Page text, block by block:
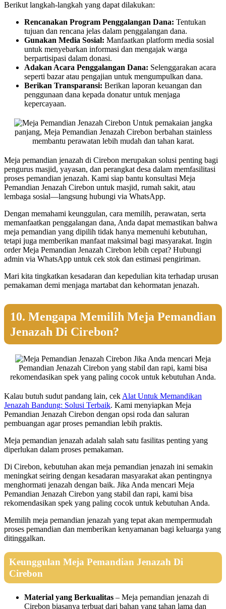
Berikut langkah-langkah yang dapat dilakukan:
Rencanakan Program Penggalangan Dana: Tentukan
tujuan dan rencana jelas dalam penggalangan dana.
Gunakan Media Sosial: Manfaatkan platform media sosial
untuk menyebarkan informasi dan mengajak warga
berpartisipasi dalam donasi.
Adakan Acara Penggalangan Dana: Selenggarakan acara
seperti bazar atau pengajian untuk mengumpulkan dana.
Berikan Transparansi: Berikan laporan keuangan dan
penggunaan dana kepada donatur untuk menjaga
kepercayaan.
Untuk pemakaian jangka
panjang, Meja Pemandian Jenazah Cirebon berbahan stainless
membantu perawatan lebih mudah dan tahan karat.
Meja pemandian jenazah di Cirebon merupakan solusi penting bagi
pengurus masjid, yayasan, dan perangkat desa dalam memfasilitasi
proses pemandian jenazah. Kami siap bantu konsultasi Meja
Pemandian Jenazah Cirebon untuk masjid, rumah sakit, atau
lembaga sosial—langsung hubungi via WhatsApp.
Dengan memahami keunggulan, cara memilih, perawatan, serta
memanfaatkan penggalangan dana, Anda dapat memastikan bahwa
meja pemandian yang dipilih tidak hanya memenuhi kebutuhan,
tetapi juga memberikan manfaat maksimal bagi masyarakat. Ingin
order Meja Pemandian Jenazah Cirebon lebih cepat? Hubungi
admin via WhatsApp untuk cek stok dan estimasi pengiriman.
Mari kita tingkatkan kesadaran dan kepedulian kita terhadap urusan
pemakaman demi menjaga martabat dan kehormatan jenazah.
10. Mengapa Memilih Meja Pemandian
Jenazah Di Cirebon?
Jika Anda mencari Meja
Pemandian Jenazah Cirebon yang stabil dan rapi, kami bisa
rekomendasikan spek yang paling cocok untuk kebutuhan Anda.
Kalau butuh sudut pandang lain, cek Alat Untuk Memandikan
Jenazah Bandung: Solusi Terbaik. Kami menyiapkan Meja
Pemandian Jenazah Cirebon dengan opsi roda dan saluran
pembuangan agar proses pemandian lebih praktis.
Meja pemandian jenazah adalah salah satu fasilitas penting yang
diperlukan dalam proses pemakaman.
Di Cirebon, kebutuhan akan meja pemandian jenazah ini semakin
meningkat seiring dengan kesadaran masyarakat akan pentingnya
menghormati jenazah dengan baik. Jika Anda mencari Meja
Pemandian Jenazah Cirebon yang stabil dan rapi, kami bisa
rekomendasikan spek yang paling cocok untuk kebutuhan Anda.
Memilih meja pemandian jenazah yang tepat akan mempermudah
proses pemandian dan memberikan kenyamanan bagi keluarga yang
ditinggalkan.
Keunggulan Meja Pemandian Jenazah Di
Cirebon
Material yang Berkualitas – Meja pemandian jenazah di
Cirebon biasanya terbuat dari bahan yang tahan lama dan